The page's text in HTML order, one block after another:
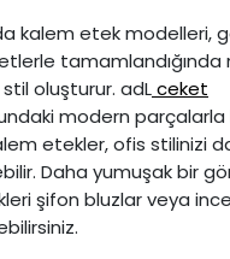
kalem etek modelleri,
tamamlandığında
oluşturur. adLceket
modern parçalarla
etekler, ofis stilinizi
Daha yumuşak bir
şifon bluzlar veya